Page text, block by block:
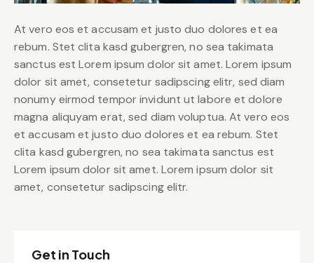
At vero eos et accusam et justo duo dolores et ea
rebum. Stet clita kasd gubergren, no sea takimata
sanctus est Lorem ipsum dolor sit amet. Lorem ipsum
dolor sit amet, consetetur sadipscing elitr, sed diam
nonumy eirmod tempor invidunt ut labore et dolore
magna aliquyam erat, sed diam voluptua. At vero eos
et accusam et justo duo dolores et ea rebum. Stet
clita kasd gubergren, no sea takimata sanctus est
Lorem ipsum dolor sit amet. Lorem ipsum dolor sit
amet, consetetur sadipscing elitr.
Get in Touch